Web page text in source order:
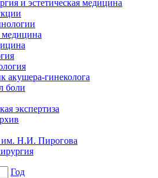
и эстетическая медицина
медицина
акушера-гинеколога
боли
экспертиза
Н.И. Пирогова
Год